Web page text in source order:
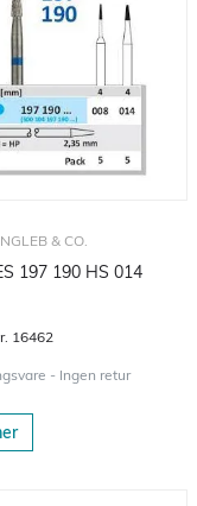
& CO.
197 190 HS 014
16462
- Ingen retur